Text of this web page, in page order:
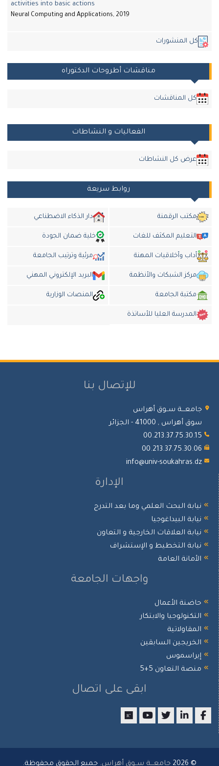
activities into basic actions
Neural Computing and Applications, 2019
المنشورات
مناقشات أطروحات الدكتوراه
كل المناقشات
الفعاليات و النشاطات
عرض كل النشاطات
روابط سريعة
مكتب الرقمنة دار الذكاء الاضطناعي
التعليم المكثف للغات خلية ضمان الجودة
أداب وأخلاقيات المهنة مرئية وترتيب الجامعة
مركز الشبكات والأنظمة البريد الإلكتروني المهني
مكتبة الجامعة المنصات الوزارية
المدرسة العليا للأساتذة
للإتصال بنا
ســوق أهراس
أهراس , 41000 - الجزائر
info@univ-
الإدارة
البحث العلمي وما بعد التدرج
البيداغوجيا
العلاقات الخارجية و التعاون
التخطيط و الإستشراف
العامة
واجهات الجامعة
الأعمال
والابتكار
السابقين
التعاون 5+5
ابقى على اتصال
جامعـــة ســوق أهراس . جميع الحقوق محفوظة.